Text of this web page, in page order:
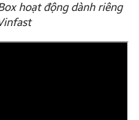
hoạt động dành riêng